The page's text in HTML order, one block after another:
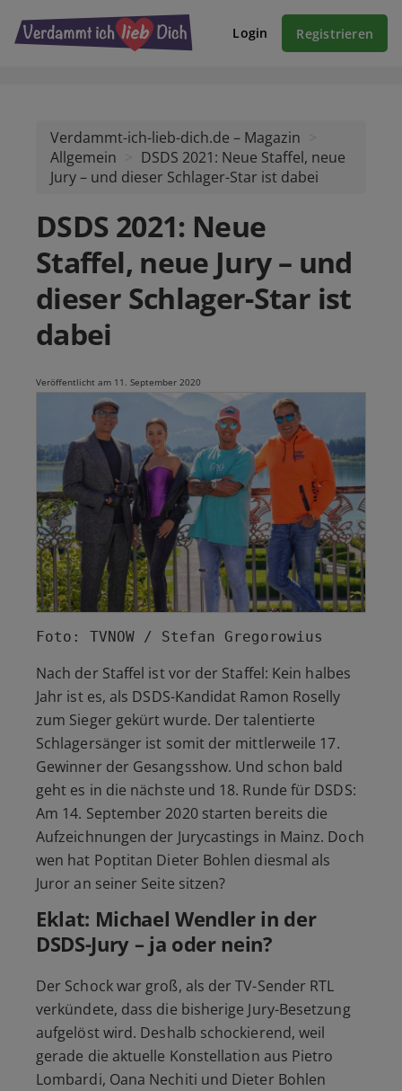
Login Registrieren
Verdammt-ich-lieb-dich.de – Magazin
Allgemein
DSDS 2021: Neue Staffel, neue
Jury – und dieser Schlager-Star ist dabei
DSDS 2021: Neue
Staffel, neue Jury – und
dieser Schlager-Star ist
dabei
Veröffentlicht am 11. September 2020
Foto: TVNOW / Stefan Gregorowius
Nach der Staffel ist vor der Staffel: Kein halbes
Jahr ist es, als DSDS-Kandidat Ramon Roselly
zum Sieger gekürt wurde. Der talentierte
Schlagersänger ist somit der mittlerweile 17.
Gewinner der Gesangsshow. Und schon bald
geht es in die nächste und 18. Runde für DSDS:
Am 14. September 2020 starten bereits die
Aufzeichnungen der Jurycastings in Mainz. Doch
wen hat Poptitan Dieter Bohlen diesmal als
Juror an seiner Seite sitzen?
Eklat: Michael Wendler in der
DSDS-Jury – ja oder nein?
Der Schock war groß, als der TV-Sender RTL
verkündete, dass die bisherige Jury-Besetzung
aufgelöst wird. Deshalb schockierend, weil
gerade die aktuelle Konstellation aus Pietro
Lombardi, Oana Nechiti und Dieter Bohlen